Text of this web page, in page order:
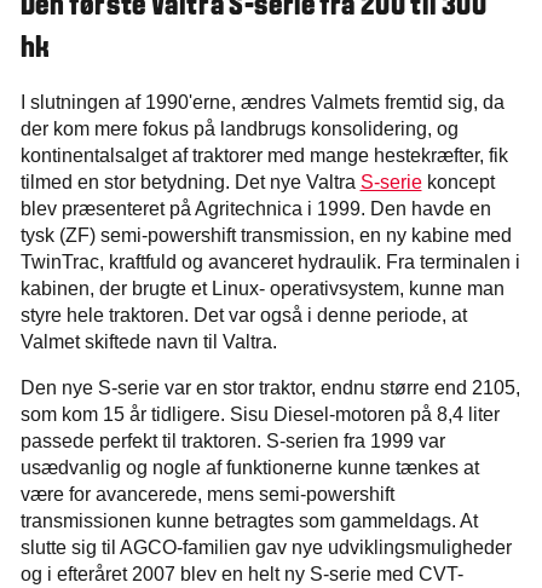
Den første Valtra S-serie fra 200 til 300
hk
I slutningen af 1990'erne, ændres Valmets fremtid sig, da
der kom mere fokus på landbrugs konsolidering, og
kontinentalsalget af traktorer med mange hestekræfter, fik
tilmed en stor betydning. Det nye Valtra S-seriekoncept
blev præsenteret på Agritechnica i 1999. Den havde en
tysk (ZF) semi-powershift transmission, en ny kabine med
TwinTrac, kraftfuld og avanceret hydraulik. Fra terminalen i
kabinen, der brugte et Linux- operativsystem, kunne man
styre hele traktoren. Det var også i denne periode, at
Valmet skiftede navn til Valtra.
Den nye S-serie var en stor traktor, endnu større end 2105,
som kom 15 år tidligere. Sisu Diesel-motoren på 8,4 liter
passede perfekt til traktoren. S-serien fra 1999 var
usædvanlig og nogle af funktionerne kunne tænkes at
være for avancerede, mens semi-powershift
transmissionen kunne betragtes som gammeldags. At
slutte sig til AGCO-familien gav nye udviklingsmuligheder
og i efteråret 2007 blev en helt ny S-serie med CVT-